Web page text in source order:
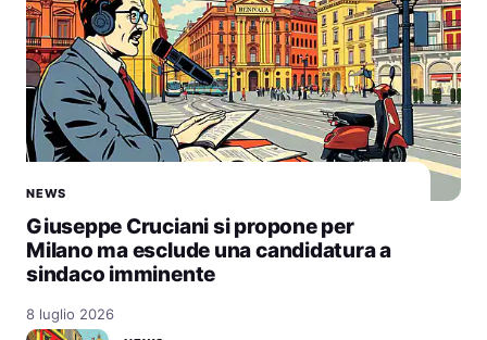
NEWS
Giuseppe Cruciani si propone per
Milano ma esclude una candidatura a
sindaco imminente
8 luglio 2026